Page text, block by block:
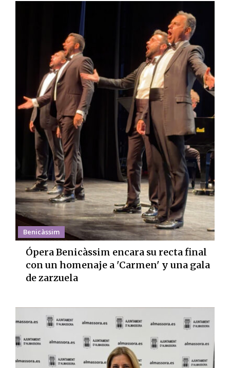
Benicàssim
Ópera Benicàssim encara su recta final
con un homenaje a 'Carmen' y una gala
de zarzuela